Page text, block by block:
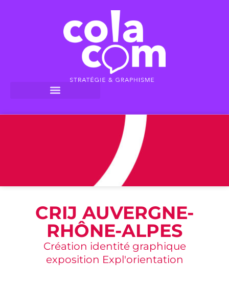
CRIJ AUVERGNE-
RHÔNE-ALPES
Création identité graphique
exposition Expl'orientation